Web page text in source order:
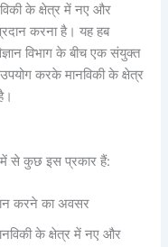
के क्षेत्र में नए और
करना है। यह हब
विभाग के बीच एक संयुक्त
करके मानविकी के क्षेत्र
से कुछ इस प्रकार हैं:
करने का अवसर
के क्षेत्र में नए और